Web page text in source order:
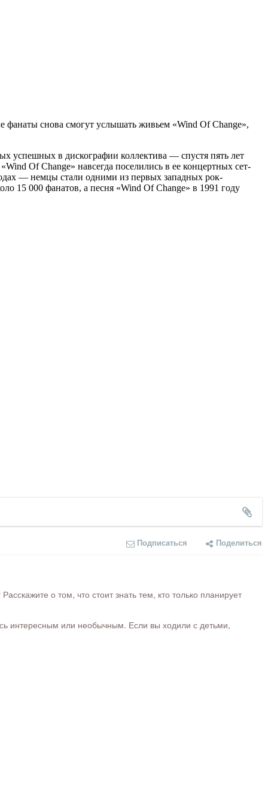
фанаты снова смогут услышать живьем «Wind Of Change»,
успешных в дискографии коллектива — спустя пять лет
Of Change» навсегда поселились в ее концертных сет-
— немцы стали одними из первых западных рок-
15 000 фанатов, а песня «Wind Of Change» в 1991 году
Подписаться Поделиться
о том, что стоит знать тем, кто только планирует
интересным или необычным. Если вы ходили с детьми,